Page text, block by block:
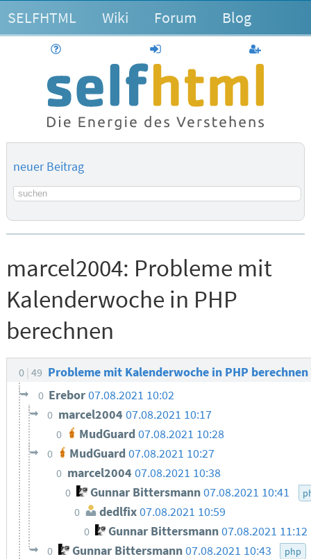
SELFHTML Wiki Forum Blog
anmelden
neuer Beitrag
Suchbegriff
marcel2004: Probleme mit
Kalenderwoche in PHP
berechnen
0 49 Probleme mit Kalenderwoche in PHP berechnen
0 Erebor07.08.2021 10:02
0 marcel2004 07.08.2021 10:17
0 MudGuard 07.08.2021 10:28
0 MudGuard 07.08.2021 10:27
0 marcel2004 07.08.2021 10:38
0 Gunnar Bittersmann07.08.2021 10:41
0 dedlfix07.08.2021 10:59
0 Gunnar Bittersmann07.08.2021 11:12
0 Gunnar Bittersmann 07.08.2021 10:43 php